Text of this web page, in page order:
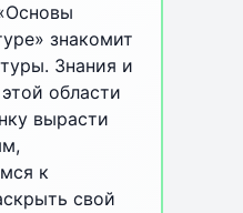
знакомит
Знания и
области
вырасти
к
свой